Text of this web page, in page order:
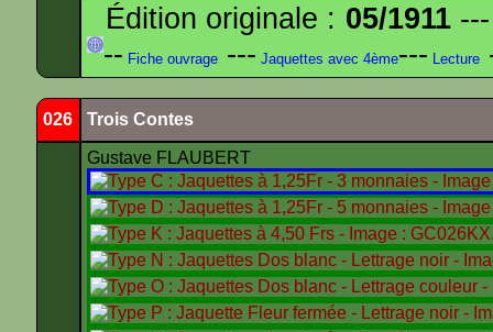
Édition originale : 05/1911---
-- Fiche ouvrage --- Jaquettes avec 4ème--- Lecture
026 Trois Contes
Gustave FLAUBERT